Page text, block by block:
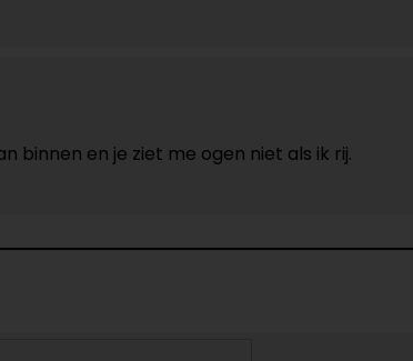
binnen en je ziet me ogen niet als ik rij.